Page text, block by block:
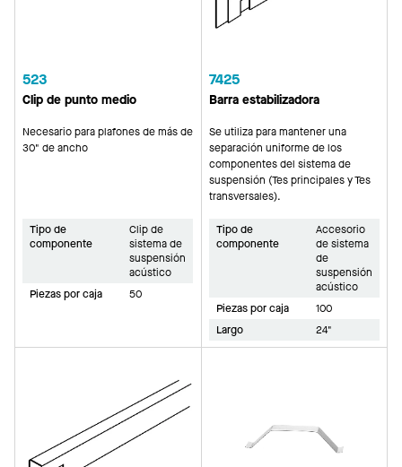
523
Clip de punto medio
Necesario para plafones de más de
30" de ancho
Tipo de
componente
Clip de
sistema de
suspensión
acústico
Piezas por caja
50
7425
Barra estabilizadora
Se utiliza para mantener una
separación uniforme de los
componentes del sistema de
suspensión (Tes principales y Tes
transversales).
Tipo de
componente
Accesorio
de sistema
de
suspensión
acústico
Piezas por caja
100
Largo
24"